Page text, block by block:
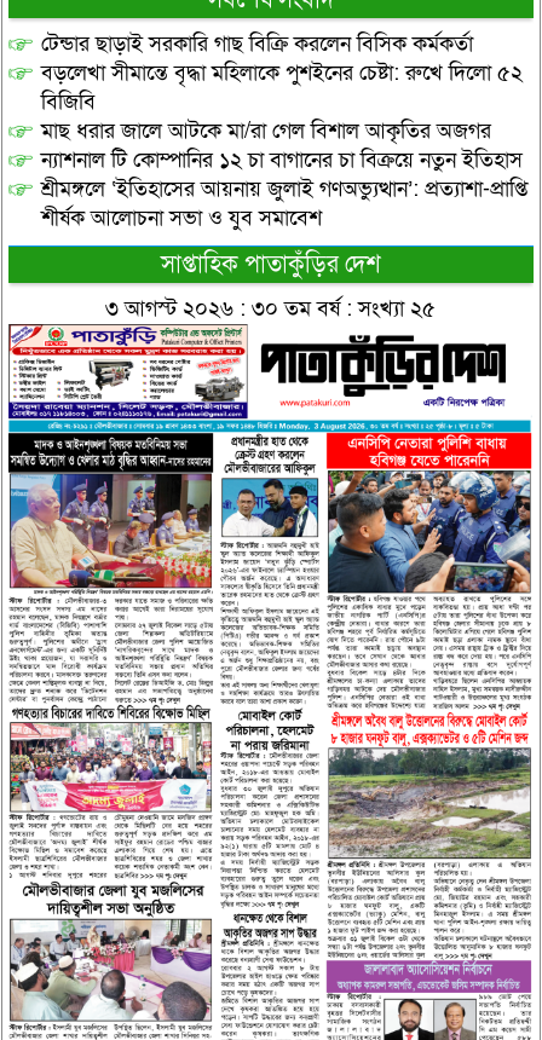
টেন্ডার ছাড়াই সরকারি গাছ বিক্রি করলেন বিসিক কর্মকর্তা
বড়লেখা সীমান্তে বৃদ্ধা মহিলাকে পুশইনের চেষ্টা: রুখে দিলো ৫২
বিজিবি
মাছ ধরার জালে আটকে মা/রা গেল বিশাল আকৃতির অজগর
ন্যাশনাল টি কোম্পানির ১২ চা বাগানের চা বিক্রয়ে নতুন ইতিহাস
শ্রীমঙ্গলে ‘ইতিহাসের আয়নায় জুলাই গণঅভ্যুত্থান’: প্রত্যাশা-প্রাপ্তি
শীর্ষক আলোচনা সভা ও যুব সমাবেশ
সাপ্তাহিক পাতাকুঁড়ির দেশ
৩ আগস্ট ২০২৬ : ৩০ তম বর্ষ : সংখ্যা ২৫